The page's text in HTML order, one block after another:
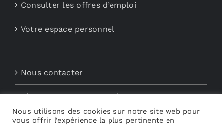
Consulter les offres d’emploi
Votre espace personnel
Nous contacter
Abonnements aux Newsletters
Découvrez My Audio
Nous utilisons des cookies sur notre site web pour
vous offrir l'expérience la plus pertinente en